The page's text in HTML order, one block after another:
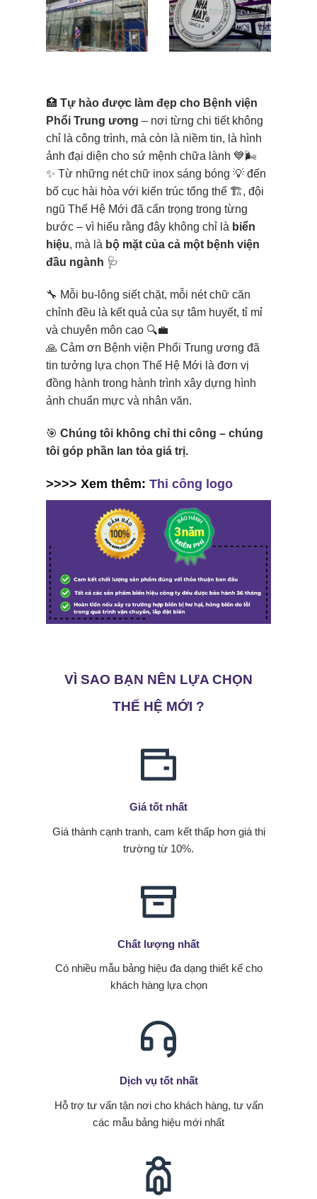
🏥 Tự hào được làm đẹp cho Bệnh viện
Phổi Trung ương – nơi từng chi tiết không
chỉ là công trình, mà còn là niềm tin, là hình
ảnh đại diện cho sứ mệnh chữa lành 💙🌬️
✨ Từ những nét chữ inox sáng bóng 💡 đến
bố cục hài hòa với kiến trúc tổng thể 🏗️, đội
ngũ Thế Hệ Mới đã cẩn trọng trong từng
bước – vì hiểu rằng đây không chỉ là biển
hiệu, mà là bộ mặt của cả một bệnh viện
đầu ngành 🩺
🔧 Mỗi bu-lông siết chặt, mỗi nét chữ căn
chỉnh đều là kết quả của sự tâm huyết, tỉ mỉ
và chuyên môn cao 🔍💼
🙏 Cảm ơn Bệnh viện Phổi Trung ương đã
tin tưởng lựa chọn Thế Hệ Mới là đơn vị
đồng hành trong hành trình xây dựng hình
ảnh chuẩn mực và nhân văn.
🎯 Chúng tôi không chỉ thi công – chúng
tôi góp phần lan tỏa giá trị.
>>>> Xem thêm: Thi công logo
VÌ SAO BẠN NÊN LỰA CHỌN
THẾ HỆ MỚI ?
Giá tốt nhất
Giá thành cạnh tranh, cam kết thấp hơn giá thị
trường từ 10%.
Chất lượng nhất
Có nhiều mẫu bảng hiệu đa dạng thiết kế cho
khách hàng lựa chọn
Dịch vụ tốt nhất
Hỗ trợ tư vấn tận nơi cho khách hàng, tư vấn
các mẫu bảng hiệu mới nhất